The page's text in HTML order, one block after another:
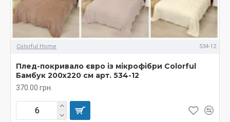
Colorful Home 534-12
Плед-покривало євро із мікрофібри Colorful
Бамбук 200х220 см арт. 534-12
370.00 грн.